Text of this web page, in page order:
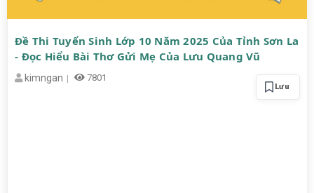
Đề Thi Tuyển Sinh Lớp 10 Năm 2025 Của Tỉnh Sơn La
- Đọc Hiểu Bài Thơ Gửi Mẹ Của Lưu Quang Vũ
kimngan 7801
Lưu